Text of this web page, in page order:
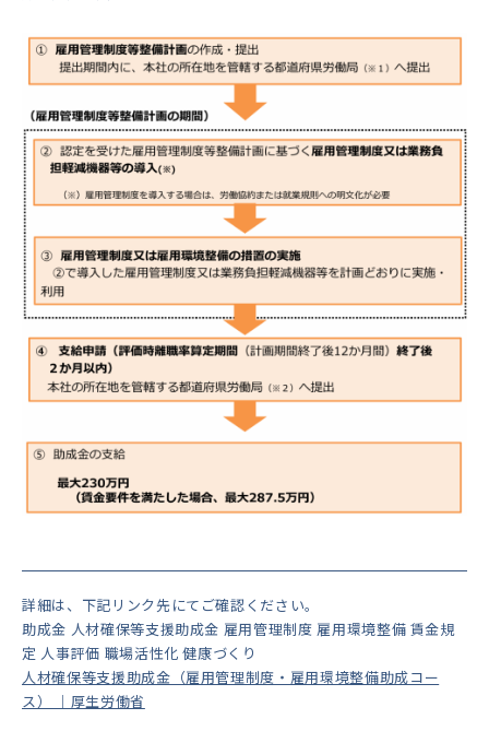
詳細は、下記リンク先にてご確認ください。
助成金 人材確保等支援助成金 雇用管理制度 雇用環境整備 賃金規
定 人事評価 職場活性化 健康づくり
人材確保等支援助成金（雇用管理制度・雇用環境整備助成コー
ス） ｜厚生労働省